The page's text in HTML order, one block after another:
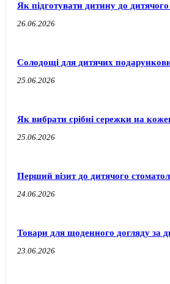
Як підготувати дитину до дитячого
26.06.2026
Солодощі для дитячих
25.06.2026
Як вибрати срібні сережки на
25.06.2026
Перший візит до дитячого
24.06.2026
Товари для щоденного догляду за
23.06.2026